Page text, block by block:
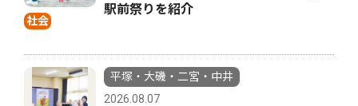
社会
駅前祭りを紹介
平塚・大磯・二宮・中井
2026.08.07